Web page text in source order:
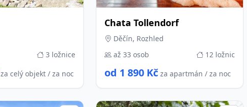
3 ložnice
za celý objekt / za noc
Chata Tollendorf
Děčín, Rozhled
až 33 osob
12 ložnic
od 1 890 Kč za apartmán / za noc